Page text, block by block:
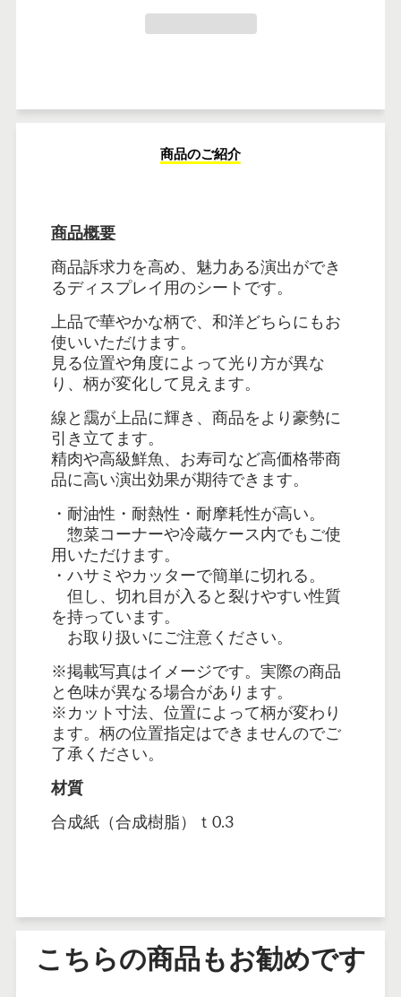
商品のご紹介
商品概要
商品訴求力を高め、魅力ある演出ができ
るディスプレイ用のシートです。
上品で華やかな柄で、和洋どちらにもお
使いいただけます。
見る位置や角度によって光り方が異な
り、柄が変化して見えます。
線と靄が上品に輝き、商品をより豪勢に
引き立てます。
精肉や高級鮮魚、お寿司など高価格帯商
品に高い演出効果が期待できます。
・耐油性・耐熱性・耐摩耗性が高い。
惣菜コーナーや冷蔵ケース内でもご使
用いただけます。
・ハサミやカッターで簡単に切れる。
但し、切れ目が入ると裂けやすい性質
を持っています。
お取り扱いにご注意ください。
※掲載写真はイメージです。実際の商品
と色味が異なる場合があります。
※カット寸法、位置によって柄が変わり
ます。柄の位置指定はできませんのでご
了承ください。
材質
合成紙（合成樹脂）ｔ0.3
こちらの商品もお勧めです